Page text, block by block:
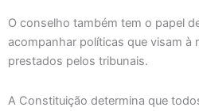
O conselho também tem o papel
acompanhar políticas que visam à
prestados pelos tribunais.
A Constituição determina que